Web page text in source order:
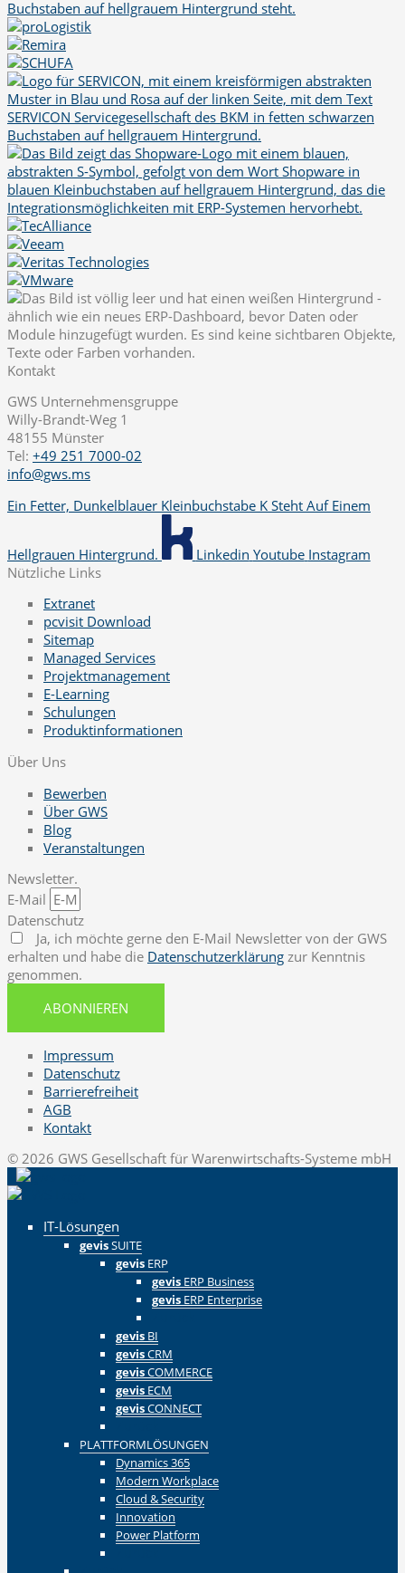
Kontakt
GWS Unternehmensgruppe
Willy-Brandt-Weg 1
48155 Münster
Tel: +49 251 7000-02
info@gws.ms
Ein Fetter, Dunkelblauer Kleinbuchstabe K Steht Auf Einem
Hellgrauen Hintergrund. Linkedin Youtube Instagram
Nützliche Links
Extranet
pcvisit Download
Sitemap
Managed Services
Projektmanagement
E-Learning
Schulungen
Produktinformationen
Über Uns
Bewerben
Über GWS
Blog
Veranstaltungen
Newsletter.
E-Mail
Datenschutz
Ja, ich möchte gerne den E-Mail Newsletter von der GWS
erhalten und habe die Datenschutzerklärung zur Kenntnis
genommen.
ABONNIEREN
Impressum
Datenschutz
Barrierefreiheit
AGB
Kontakt
© 2026 GWS Gesellschaft für Warenwirtschafts-Systeme mbH
IT-Lösungen
gevisSUITE
gevis ERP
gevis ERP Business
gevis ERP Enterprise
gevis BI
gevisCRM
gevisCOMMERCE
gevis ECM
gevisCONNECT
PLATTFORMLÖSUNGEN
Dynamics 365
Modern Workplace
Cloud & Security
Innovation
Power Platform